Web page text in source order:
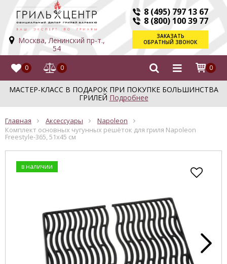
Москва, Ленинский пр-т.,
54
8 (495) 797 13 67
8 (800) 100 39 77
ЗАКАЗАТЬ
ОБРАТНЫЙ ЗВОНОК
0 0 0
МАСТЕР-КЛАСС В ПОДАРОК ПРИ ПОКУПКЕ БОЛЬШИНСТВА
ГРИЛЕЙ Подробнее
Главная Аксессуары
Napoleon
Комплект основных чугунных решёток для гриля Napoleon
Freestyle-365, 51x45 см
в наличии